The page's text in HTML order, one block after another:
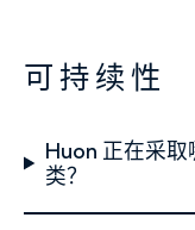
可持续性
Huon 正在采取
类？